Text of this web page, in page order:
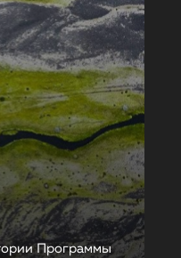
Программы